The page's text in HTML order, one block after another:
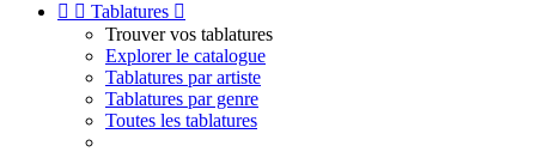
  Tablatures 
Trouver vos tablatures
Explorer le catalogue
Tablatures par artiste
Tablatures par genre
Toutes les tablatures